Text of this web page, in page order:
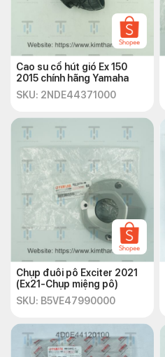
Cao su cổ hút gió Ex 150
2015 chính hãng Yamaha
SKU: 2NDE44371000
Chụp đuôi pô Exciter 2021
(Ex21-Chụp miệng pô)
SKU: B5VE47990000